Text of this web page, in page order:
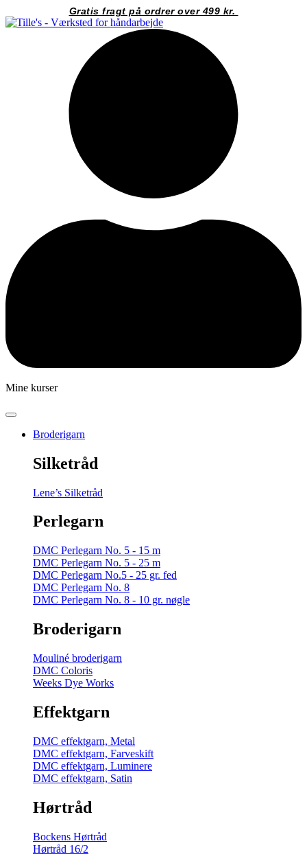
til
Gratis fragt på ordrer over 499 kr.
Mine kurser
Broderigarn
Silketråd
Lene’s Silketråd
Perlegarn
DMC Perlegarn No. 5 - 15 m
DMC Perlegarn No. 5 - 25 m
DMC Perlegarn No.5 - 25 gr. fed
DMC Perlegarn No. 8
DMC Perlegarn No. 8 - 10 gr. nøgle
Broderigarn
Mouliné broderigarn
DMC Coloris
Weeks Dye Works
Effektgarn
DMC effektgarn, Metal
DMC effektgarn, Farveskift
DMC effektgarn, Luminere
DMC effektgarn, Satin
Hørtråd
Bockens Hørtråd
Hørtråd 16/2